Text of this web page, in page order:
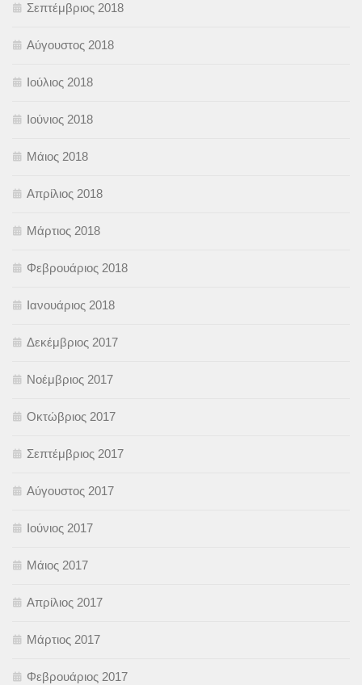
Σεπτέμβριος 2018
Αύγουστος 2018
Ιούλιος 2018
Ιούνιος 2018
Μάιος 2018
Απρίλιος 2018
Μάρτιος 2018
Φεβρουάριος 2018
Ιανουάριος 2018
Δεκέμβριος 2017
Νοέμβριος 2017
Οκτώβριος 2017
Σεπτέμβριος 2017
Αύγουστος 2017
Ιούνιος 2017
Μάιος 2017
Απρίλιος 2017
Μάρτιος 2017
Φεβρουάριος 2017